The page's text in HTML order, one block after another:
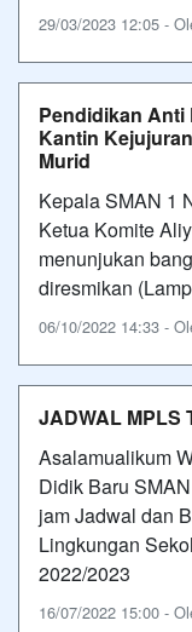
29/03/2023 12:05 -
Pendidikan Anti
Kantin
Murid
Kepala SMAN 1
Ketua Komite
menunjukan
diresmikan
06/10/2022 14:33 -
JADWAL MPLS
Asalamualikum
Didik Baru
jam Jadwal dan
Lingkungan
2022/2023
16/07/2022 15:00 -